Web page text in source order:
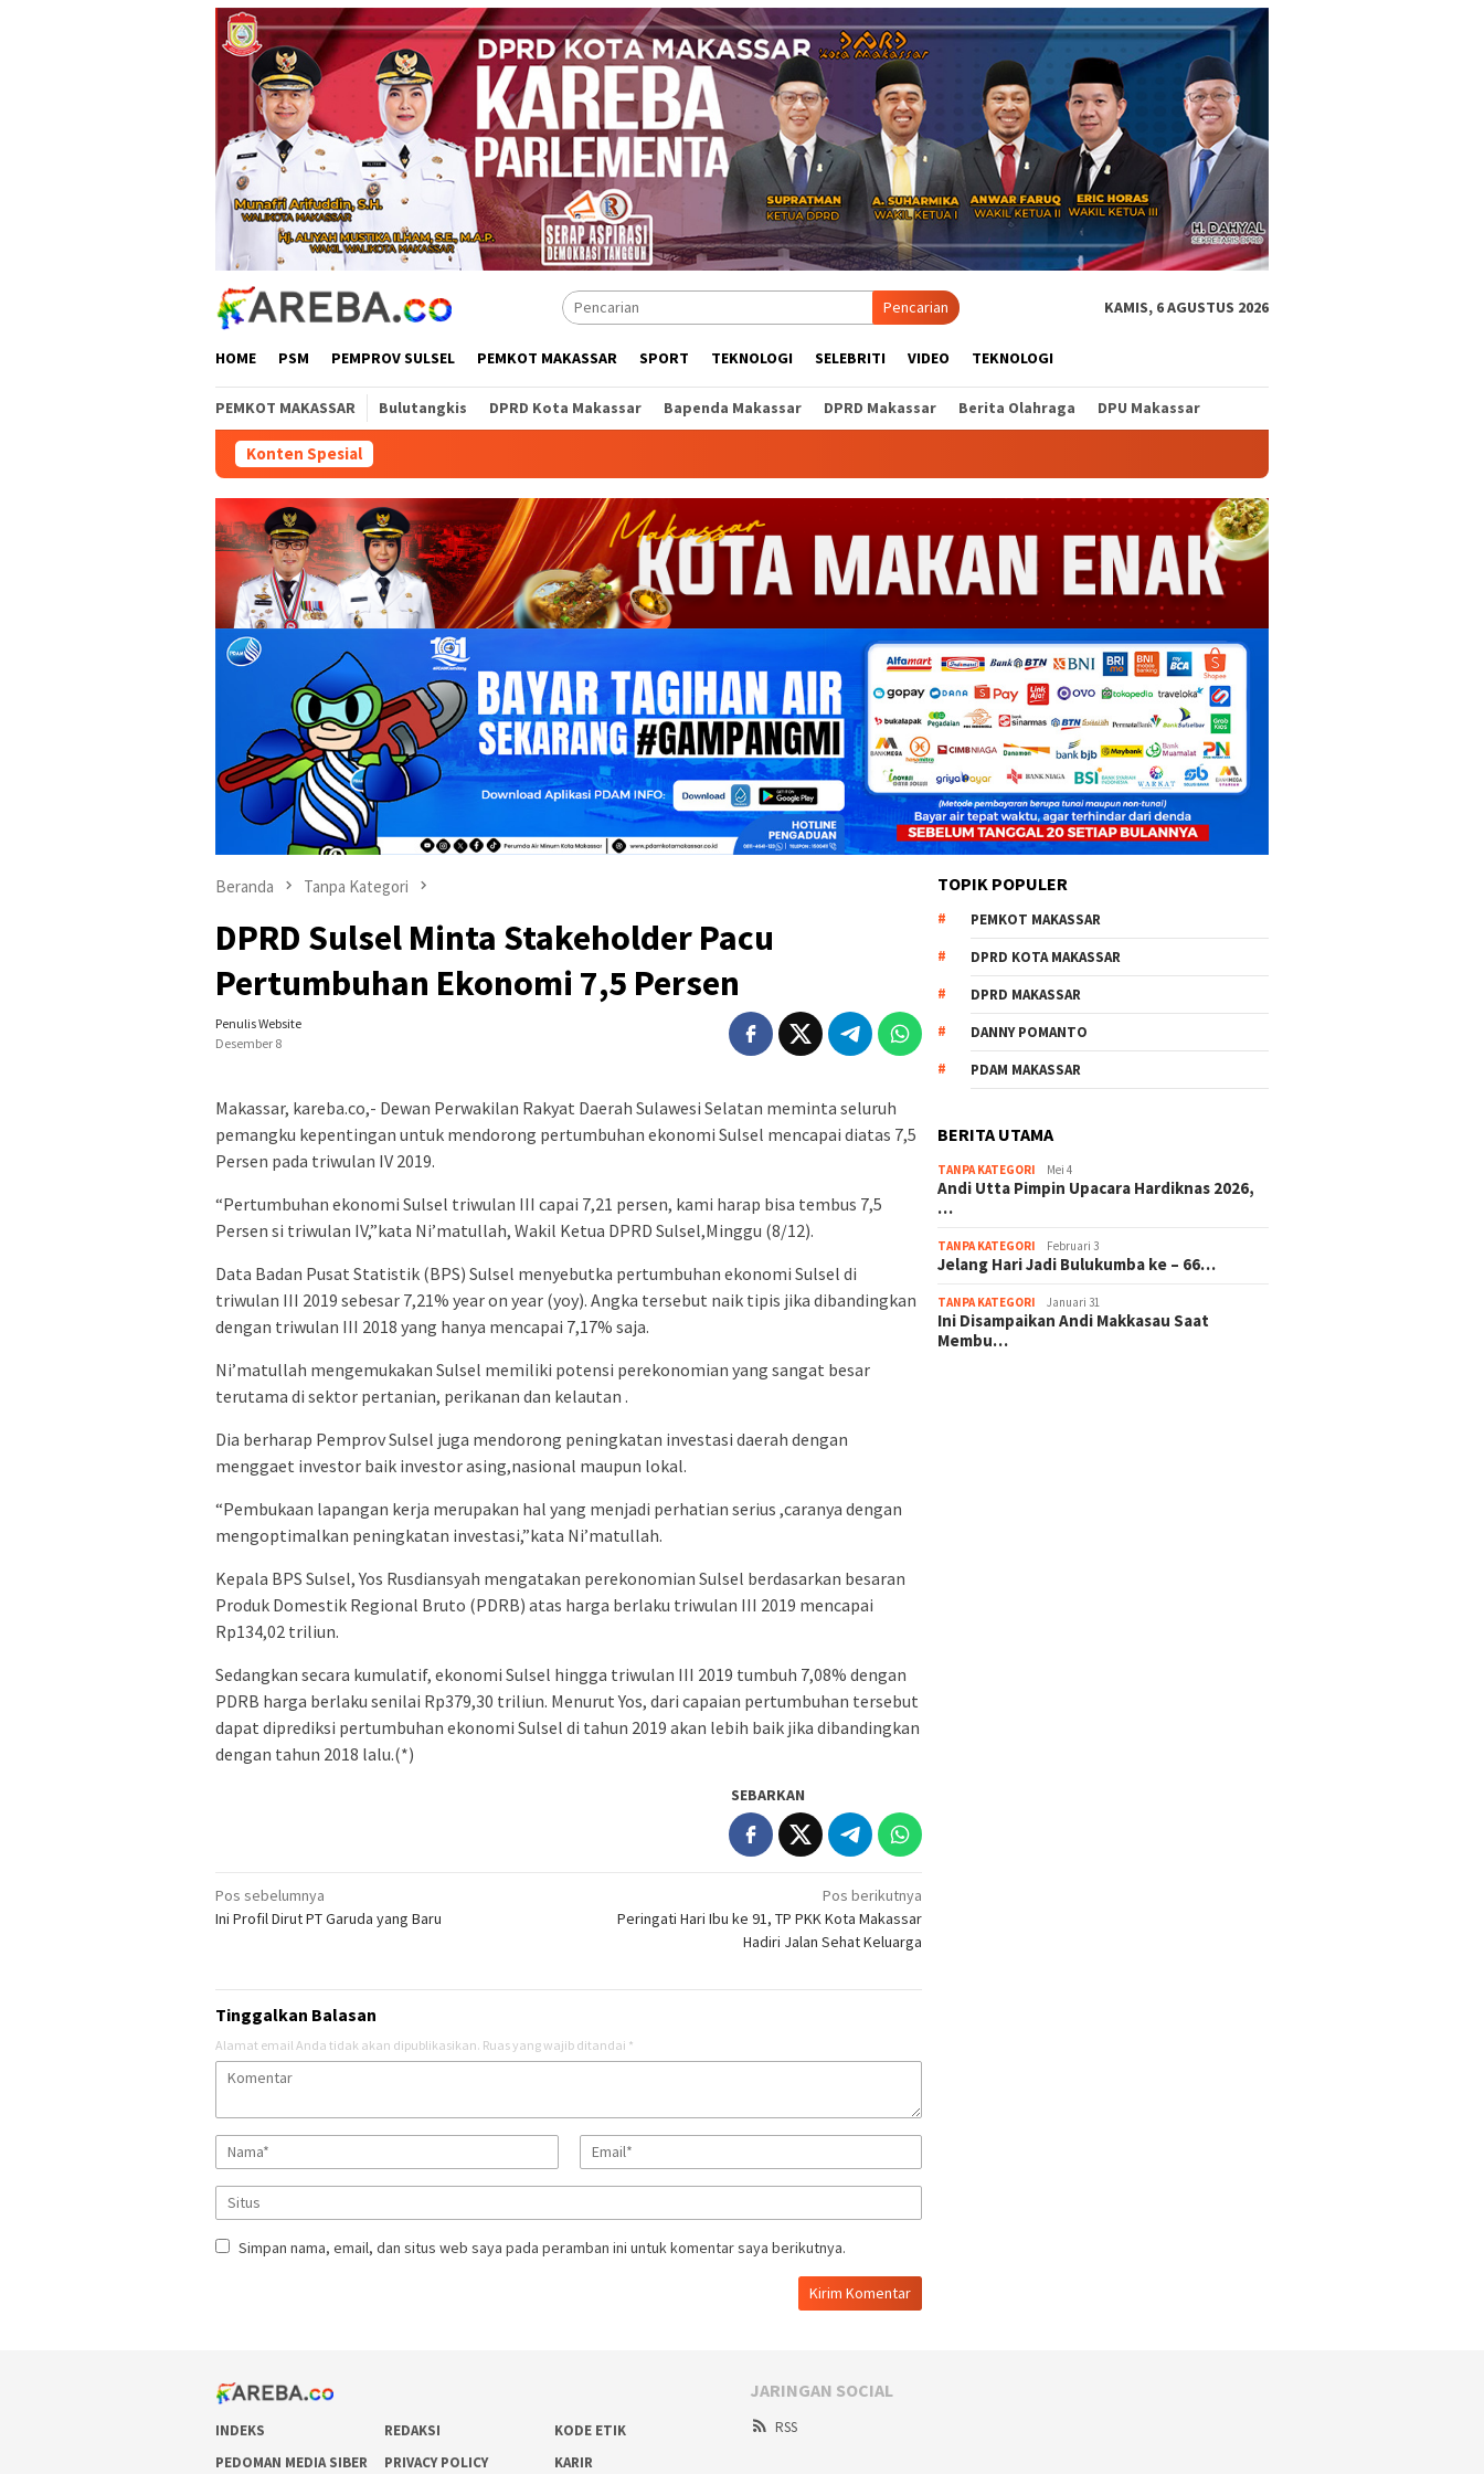
Pencarian KAMIS, 6 AGUSTUS 2026
HOME PSM PEMPROV SULSEL PEMKOT MAKASSAR SPORT TEKNOLOGI SELEBRITI VIDEO TEKNOLOGI
PEMKOT MAKASSAR Bulutangkis DPRD Kota Makassar Bapenda Makassar DPRD Makassar Berita Olahraga DPU Makassar
Konten Spesial
Beranda Tanpa Kategori
DPRD Sulsel Minta Stakeholder Pacu
Pertumbuhan Ekonomi 7,5 Persen
Penulis Website
Desember 8
Makassar, kareba.co,- Dewan Perwakilan Rakyat Daerah Sulawesi Selatan meminta seluruh
pemangku kepentingan untuk mendorong pertumbuhan ekonomi Sulsel mencapai diatas 7,5
Persen pada triwulan IV 2019.
“Pertumbuhan ekonomi Sulsel triwulan III capai 7,21 persen, kami harap bisa tembus 7,5
Persen si triwulan IV,”kata Ni’matullah, Wakil Ketua DPRD Sulsel,Minggu (8/12).
Data Badan Pusat Statistik (BPS) Sulsel menyebutka pertumbuhan ekonomi Sulsel di
triwulan III 2019 sebesar 7,21% year on year (yoy). Angka tersebut naik tipis jika dibandingkan
dengan triwulan III 2018 yang hanya mencapai 7,17% saja.
Ni’matullah mengemukakan Sulsel memiliki potensi perekonomian yang sangat besar
terutama di sektor pertanian, perikanan dan kelautan .
Dia berharap Pemprov Sulsel juga mendorong peningkatan investasi daerah dengan
menggaet investor baik investor asing,nasional maupun lokal.
“Pembukaan lapangan kerja merupakan hal yang menjadi perhatian serius ,caranya dengan
mengoptimalkan peningkatan investasi,”kata Ni’matullah.
Kepala BPS Sulsel, Yos Rusdiansyah mengatakan perekonomian Sulsel berdasarkan besaran
Produk Domestik Regional Bruto (PDRB) atas harga berlaku triwulan III 2019 mencapai
Rp134,02 triliun.
Sedangkan secara kumulatif, ekonomi Sulsel hingga triwulan III 2019 tumbuh 7,08% dengan
PDRB harga berlaku senilai Rp379,30 triliun. Menurut Yos, dari capaian pertumbuhan tersebut
dapat diprediksi pertumbuhan ekonomi Sulsel di tahun 2019 akan lebih baik jika dibandingkan
dengan tahun 2018 lalu.(*)
SEBARKAN
Navigasi
pos
Pos sebelumnya
Ini Profil Dirut PT Garuda yang Baru
Pos berikutnya
Peringati Hari Ibu ke 91, TP PKK Kota Makassar
Hadiri Jalan Sehat Keluarga
Tinggalkan Balasan
Alamat email Anda tidak akan dipublikasikan. Ruas yang wajib ditandai *
Simpan nama, email, dan situs web saya pada peramban ini untuk komentar saya berikutnya.
TOPIK POPULER
PEMKOT MAKASSAR
DPRD KOTA MAKASSAR
DPRD MAKASSAR
DANNY POMANTO
PDAM MAKASSAR
BERITA UTAMA
TANPA KATEGORI Mei 4
Andi Utta Pimpin Upacara Hardiknas 2026,
…
TANPA KATEGORI Februari 3
Jelang Hari Jadi Bulukumba ke – 66…
TANPA KATEGORI Januari 31
Ini Disampaikan Andi Makkasau Saat
Membu…
INDEKS REDAKSI
KODE ETIK
PEDOMAN MEDIA SIBER
PRIVACY POLICY KARIR
JARINGAN SOCIAL
RSS